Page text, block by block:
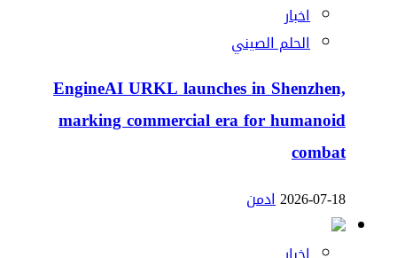
اخبار
الحلم الصيني
EngineAI URKL launches in Shenzhen,
marking commercial era for humanoid
combat
2026-07-18ادمن